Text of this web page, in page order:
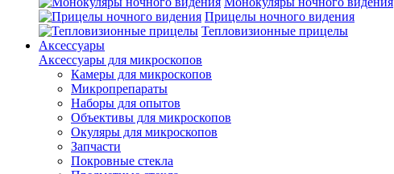
Прицелы ночного видения
Тепловизионные прицелы
Аксессуары
Аксессуары для микроскопов
Камеры для микроскопов
Микропрепараты
Наборы для опытов
Объективы для микроскопов
Окуляры для микроскопов
Запчасти
Покровные стекла